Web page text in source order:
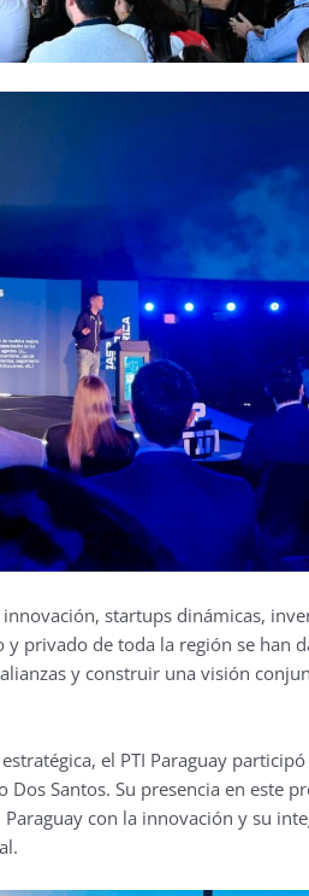
startups dinámicas,
privado de toda la región se han
y construir una visión
el PTI Paraguay
Dos Santos. Su presencia en este
con la innovación y su